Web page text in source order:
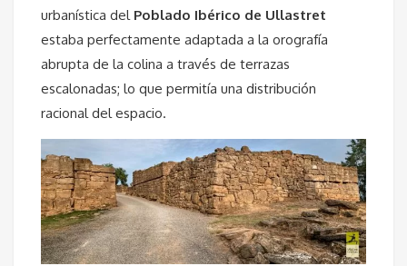
urbanística del Poblado Ibérico de Ullastret
estaba perfectamente adaptada a la orografía
abrupta de la colina a través de terrazas
escalonadas; lo que permitía una distribución
racional del espacio.